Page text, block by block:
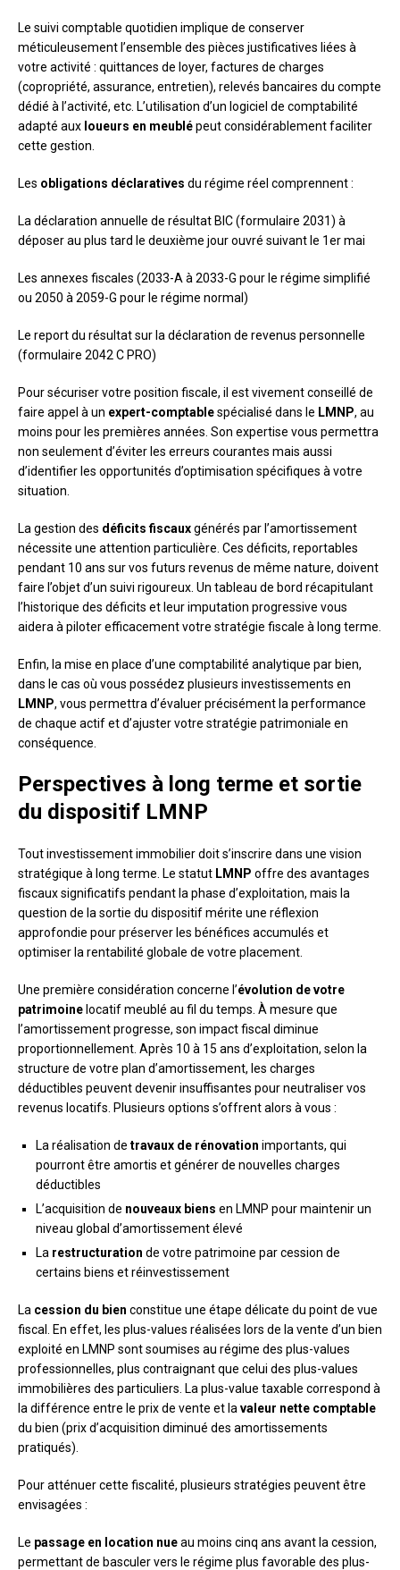
Le suivi comptable quotidien implique de conserver
méticuleusement l’ensemble des pièces justificatives liées à
votre activité : quittances de loyer, factures de charges
(copropriété, assurance, entretien), relevés bancaires du compte
dédié à l’activité, etc. L’utilisation d’un logiciel de comptabilité
adapté aux loueurs en meublépeut considérablement faciliter
cette gestion.
Les obligations déclaratives du régime réel comprennent :
La déclaration annuelle de résultat BIC (formulaire 2031) à
déposer au plus tard le deuxième jour ouvré suivant le 1er mai
Les annexes fiscales (2033-A à 2033-G pour le régime simplifié
ou 2050 à 2059-G pour le régime normal)
Le report du résultat sur la déclaration de revenus personnelle
(formulaire 2042 C PRO)
Pour sécuriser votre position fiscale, il est vivement conseillé de
faire appel à un expert-comptablespécialisé dans le LMNP, au
moins pour les premières années. Son expertise vous permettra
non seulement d’éviter les erreurs courantes mais aussi
d’identifier les opportunités d’optimisation spécifiques à votre
situation.
La gestion des déficits fiscauxgénérés par l’amortissement
nécessite une attention particulière. Ces déficits, reportables
pendant 10 ans sur vos futurs revenus de même nature, doivent
faire l’objet d’un suivi rigoureux. Un tableau de bord récapitulant
l’historique des déficits et leur imputation progressive vous
aidera à piloter efficacement votre stratégie fiscale à long terme.
Enfin, la mise en place d’une comptabilité analytique par bien,
dans le cas où vous possédez plusieurs investissements en
LMNP, vous permettra d’évaluer précisément la performance
de chaque actif et d’ajuster votre stratégie patrimoniale en
conséquence.
Perspectives à long terme et sortie
du dispositif LMNP
Tout investissement immobilier doit s’inscrire dans une vision
stratégique à long terme. Le statut LMNP offre des avantages
fiscaux significatifs pendant la phase d’exploitation, mais la
question de la sortie du dispositif mérite une réflexion
approfondie pour préserver les bénéfices accumulés et
optimiser la rentabilité globale de votre placement.
Une première considération concerne l’évolution de votre
patrimoine locatif meublé au fil du temps. À mesure que
l’amortissement progresse, son impact fiscal diminue
proportionnellement. Après 10 à 15 ans d’exploitation, selon la
structure de votre plan d’amortissement, les charges
déductibles peuvent devenir insuffisantes pour neutraliser vos
revenus locatifs. Plusieurs options s’offrent alors à vous :
La réalisation de travaux de rénovation importants, qui
pourront être amortis et générer de nouvelles charges
déductibles
L’acquisition de nouveaux biens en LMNP pour maintenir un
niveau global d’amortissement élevé
La restructuration de votre patrimoine par cession de
certains biens et réinvestissement
La cession du bien constitue une étape délicate du point de vue
fiscal. En effet, les plus-values réalisées lors de la vente d’un bien
exploité en LMNP sont soumises au régime des plus-values
professionnelles, plus contraignant que celui des plus-values
immobilières des particuliers. La plus-value taxable correspond à
la différence entre le prix de vente et la valeur nette comptable
du bien (prix d’acquisition diminué des amortissements
pratiqués).
Pour atténuer cette fiscalité, plusieurs stratégies peuvent être
envisagées :
Le passage en location nueau moins cinq ans avant la cession,
permettant de basculer vers le régime plus favorable des plus-